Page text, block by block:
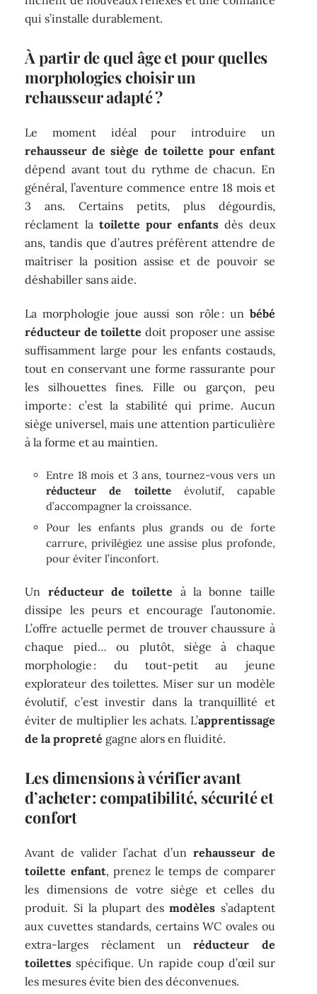
qui s’installe durablement.
À partir de quel âge et pour quelles
morphologies choisir un
rehausseur adapté ?
Le moment idéal pour introduire un
rehausseur de siège de toilette pour enfant
dépend avant tout du rythme de chacun. En
général, l’aventure commence entre 18 mois et
3 ans. Certains petits, plus dégourdis,
réclament la toilette pour enfants dès deux
ans, tandis que d’autres préfèrent attendre de
maîtriser la position assise et de pouvoir se
déshabiller sans aide.
La morphologie joue aussi son rôle : un bébé
réducteur de toilette doit proposer une assise
suffisamment large pour les enfants costauds,
tout en conservant une forme rassurante pour
les silhouettes fines. Fille ou garçon, peu
importe : c’est la stabilité qui prime. Aucun
siège universel, mais une attention particulière
à la forme et au maintien.
Entre 18 mois et 3 ans, tournez-vous vers un
réducteur de toiletteévolutif, capable
d’accompagner la croissance.
Pour les enfants plus grands ou de forte
carrure, privilégiez une assise plus profonde,
pour éviter l’inconfort.
Un réducteur de toilette à la bonne taille
dissipe les peurs et encourage l’autonomie.
L’offre actuelle permet de trouver chaussure à
chaque pied… ou plutôt, siège à chaque
morphologie : du tout-petit au jeune
explorateur des toilettes. Miser sur un modèle
évolutif, c’est investir dans la tranquillité et
éviter de multiplier les achats. L’apprentissage
de la propreté gagne alors en fluidité.
Les dimensions à vérifier avant
d’acheter : compatibilité, sécurité et
confort
Avant de valider l’achat d’un rehausseur de
toilette enfant, prenez le temps de comparer
les dimensions de votre siège et celles du
produit. Si la plupart desmodèles s’adaptent
aux cuvettes standards, certains WC ovales ou
extra-larges réclament unréducteur de
toilettes spécifique. Un rapide coup d’œil sur
les mesures évite bien des déconvenues.